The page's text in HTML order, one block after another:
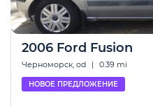
2006 Ford Fusion
Черноморск, od | 0.39 mi
НОВОЕ ПРЕДЛОЖЕНИЕ